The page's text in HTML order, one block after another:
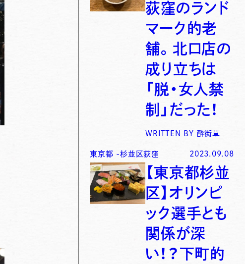
荻窪のランド
マーク的老
舗。北口店の
成り立ちは
「脱・女人禁
制」だった！
WRITTEN BY 酔街草
東京都 -杉並区荻窪 2023.09.08
【東京都杉並
区】オリンピ
ック選手とも
関係が深
い！？下町的